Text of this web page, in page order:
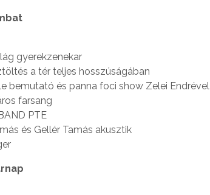
gyerekzenekar
a tér teljes hosszúságában
bemutató és panna foci show Zelei Endrével
farsang
PTE
és Gellér Tamás akusztik